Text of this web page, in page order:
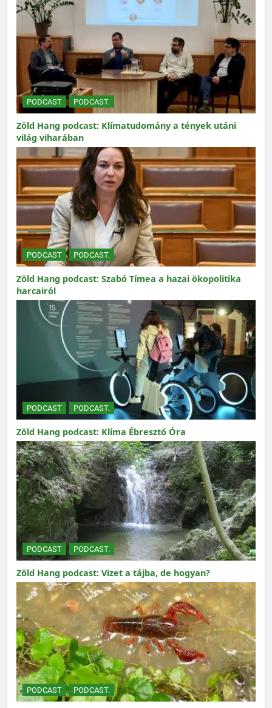
PODCAST PODCAST.
Zöld Hang podcast: Klímatudomány a tények utáni
világ viharában
PODCAST PODCAST.
Zöld Hang podcast: Szabó Tímea a hazai ökopolitika
harcairól
PODCAST PODCAST.
Zöld Hang podcast: Klíma Ébresztő Óra
PODCAST PODCAST.
Zöld Hang podcast: Vizet a tájba, de hogyan?
PODCAST PODCAST.